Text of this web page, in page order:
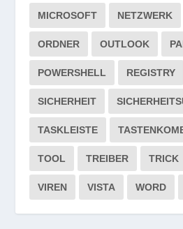
MICROSOFT NETZWERK
ORDNER OUTLOOK
POWERSHELL REGISTRY
SICHERHEIT
TASKLEISTE
TOOL TREIBER TRICK
VIREN VISTA WORD